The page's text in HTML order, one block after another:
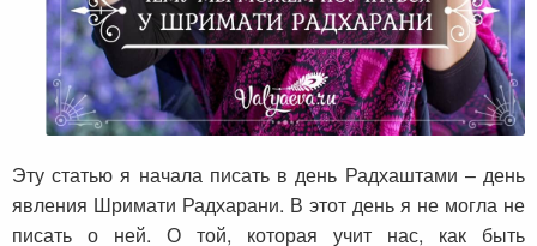
Эту статью я начала писать в день Радхаштами – день
явления Шримати Радхарани. В этот день я не могла не
писать о ней. О той, которая учит нас, как быть